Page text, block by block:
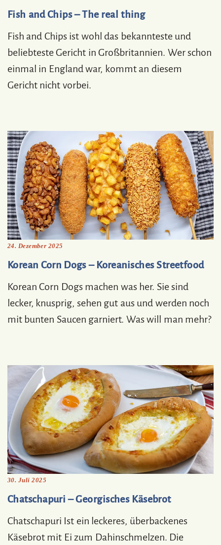
Fish and Chips – The real thing
Fish and Chips ist wohl das bekannteste und
beliebteste Gericht in Großbritannien. Wer schon
einmal in England war, kommt an diesem
Gericht nicht vorbei.
24. Dezember 2025
Korean Corn Dogs – Koreanisches Streetfood
Korean Corn Dogs machen was her. Sie sind
lecker, knusprig, sehen gut aus und werden noch
mit bunten Saucen garniert. Was will man mehr?
30. Juli 2025
Chatschapuri – Georgisches Käsebrot
Chatschapuri Ist ein leckeres, überbackenes
Käsebrot mit Ei zum Dahinschmelzen. Die